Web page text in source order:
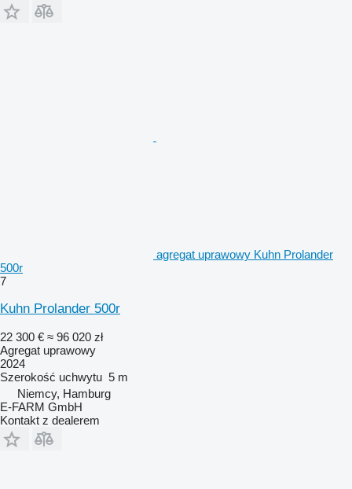
agregat uprawowy Kuhn Prolander
500r
7
Kuhn Prolander 500r
22 300 € ≈ 96 020 zł
Agregat uprawowy
2024
Szerokość uchwytu 5 m
Niemcy, Hamburg
E-FARM GmbH
Kontakt z dealerem